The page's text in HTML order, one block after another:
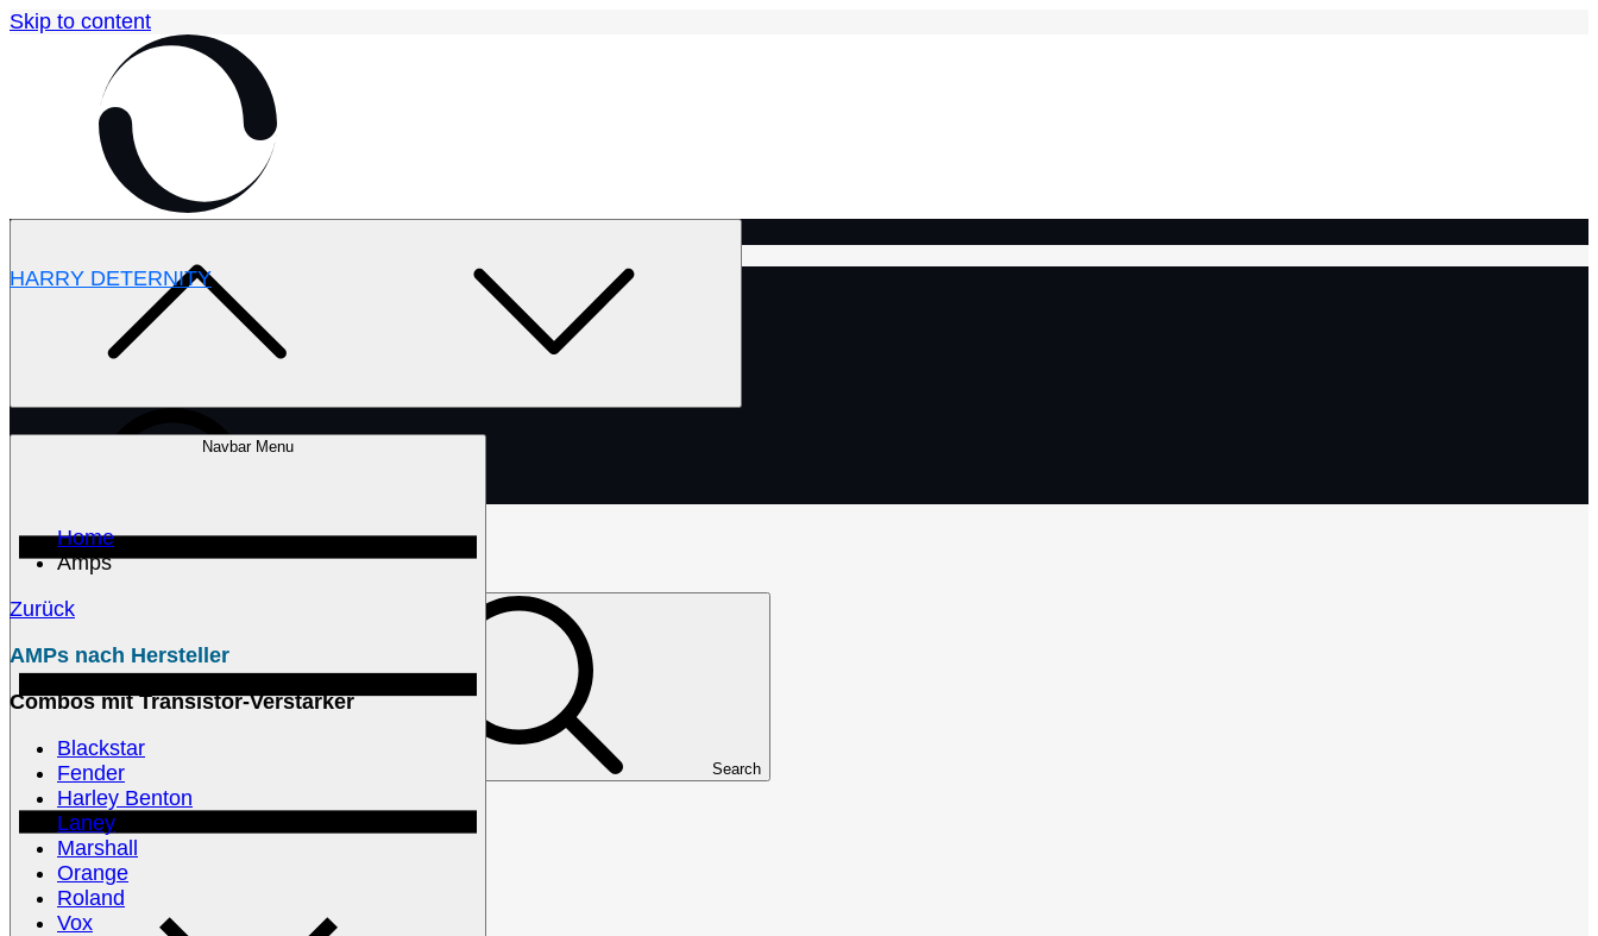
Skip to content
Search for: Search
HARRY DETERNITY
Navbar Menu
Home
Amps
Zurück
AMPs nach Hersteller
Combos mit Transistor-Verstärker
Blackstar
Fender
Harley Benton
Laney
Marshall
Orange
Roland
Vox